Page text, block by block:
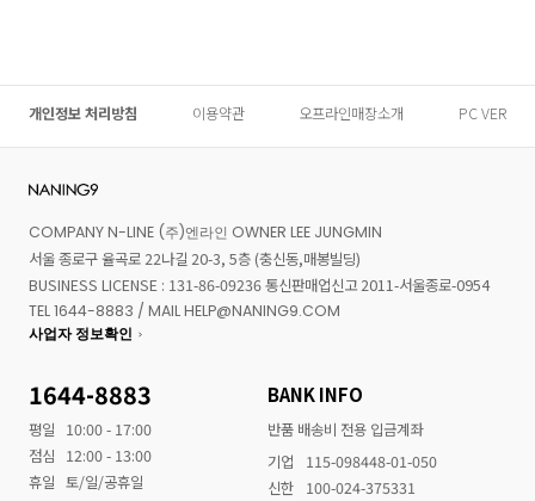
개인정보 처리방침 이용약관 오프라인매장소개 PC VER
COMPANY N-LINE (주)엔라인 OWNER LEE JUNGMIN
서울 종로구 율곡로 22나길 20-3, 5층 (충신동,매봉빌딩)
BUSINESS LICENSE : 131-86-09236 통신판매업신고 2011-서울종로-0954
TEL 1644-8883 / MAIL HELP@NANING9.COM
사업자 정보확인
1644-8883
평일
10:00 - 17:00
점심
12:00 - 13:00
휴일 토/일/공휴일
BANK INFO
반품 배송비 전용 입금계좌
기업
115-098448-01-050
신한
100-024-375331